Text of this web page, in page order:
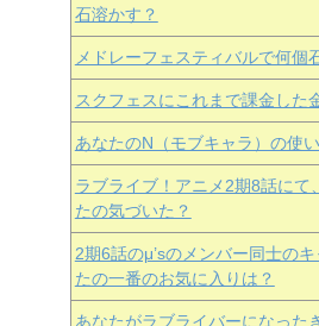
石溶かす？
メドレーフェスティバルで何個
スクフェスにこれまで課金した
あなたのN（モブキャラ）の使
ラブライブ！アニメ2期8話にて
たの気づいた？
2期6話のμ’sのメンバー同士の
たの一番のお気に入りは？
あなたがラブライバーになった